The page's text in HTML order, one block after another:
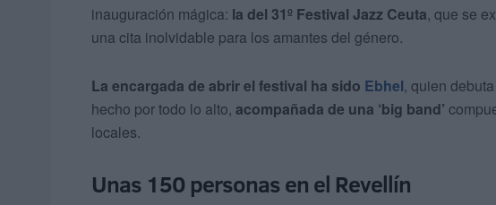
inauguración mágica: la del 31º Festival Jazz Ceuta, que se
una cita inolvidable para los amantes del género.
La encargada de abrir el festival ha sido Ebhel, quien
hecho por todo lo alto, acompañada de una ‘big band’
locales.
Unas 150 personas en el Revellín